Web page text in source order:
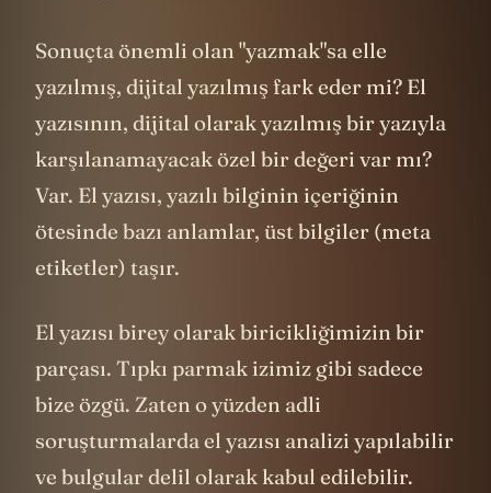
Sonuçta önemli olan "yazmak"sa elle
yazılmış, dijital yazılmış fark eder mi? El
yazısının, dijital olarak yazılmış bir yazıyla
karşılanamayacak özel bir değeri var mı?
Var. El yazısı, yazılı bilginin içeriğinin
ötesinde bazı anlamlar, üst bilgiler (meta
etiketler) taşır.
El yazısı birey olarak biricikliğimizin bir
parçası. Tıpkı parmak izimiz gibi sadece
bize özgü. Zaten o yüzden adli
soruşturmalarda el yazısı analizi yapılabilir
ve bulgular delil olarak kabul edilebilir.